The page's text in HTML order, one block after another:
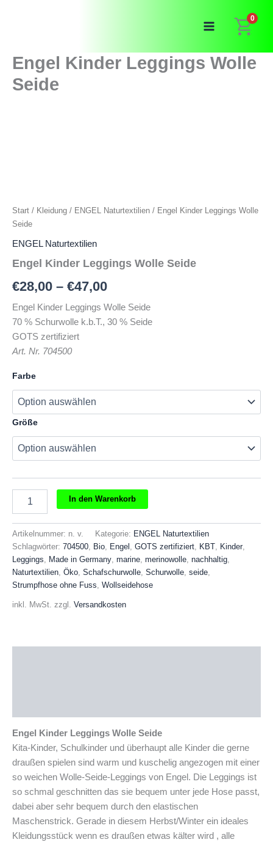
0
Engel Kinder Leggings Wolle
Seide
Start / Kleidung / ENGEL Naturtextilien / Engel Kinder Leggings Wolle
Seide
ENGEL Naturtextilien
Engel Kinder Leggings Wolle Seide
€28,00 – €47,00
Engel Kinder Leggings Wolle Seide
70 % Schurwolle k.b.T., 30 % Seide
GOTS zertifiziert
Art. Nr. 704500
Farbe
Größe
Kinder
Wolle
Seide
Menge
In den Warenkorb
Artikelnummer: n. v. Kategorie: ENGEL Naturtextilien
Schlagwörter: 704500, Bio, Engel , GOTS zertifiziert, KBT, Kinder,
Leggings, Made in Germany, marine, merinowolle, nachhaltig,
Naturtextilien, Öko, Schafschurwolle, Schurwolle, seide,
Strumpfhose ohne Fuss, Wollseidehose
inkl. MwSt. zzgl. Versandkosten
Engel Kinder Leggings Wolle Seide
Kita-Kinder, Schulkinder und überhaupt alle Kinder die gerne
draußen spielen sind warm und kuschelig angezogen mit einer
so weichen Wolle-Seide-Leggings von Engel. Die Leggings ist
so schmal geschnitten das sie bequem unter jede Hose passt,
dabei aber sehr bequem durch den elastischen
Maschenstrick. Gerade in diesem Herbst/Winter ein ideales
Kleidungsstück wenn es draußen etwas kälter wird , alle